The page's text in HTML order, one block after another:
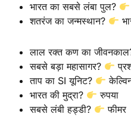
भारत का सबसे लंबा पुल?
शतरंज का जन्मस्थान?
लाल रक्त कण का
सबसे बड़ा महासागर?
ताप का SI यूनिट?
भारत की मुद्रा?
रुपया
सबसे लंबी हड्डी?
फीमर